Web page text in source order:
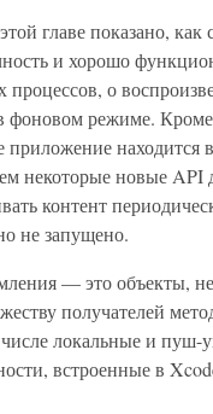
главе показано, как
и хорошо
о
фоновом режиме.
находится
некоторые новые API
контент
не запущено.
— это объекты,
получателей
локальные и пуш-
встроенные в